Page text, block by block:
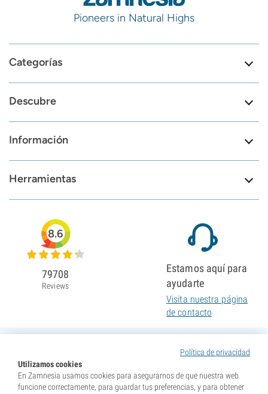
Pioneers in Natural Highs
Categorías
Descubre
Información
Herramientas
Política de privacidad
Utilizamos cookies
En Zamnesia usamos cookies para asegurarnos de que nuestra web
funcione correctamente, para guardar tus preferencias, y para obtener
8.6
79708
Reviews
Estamos aquí para
ayudarte
Visita nuestra página
de contacto